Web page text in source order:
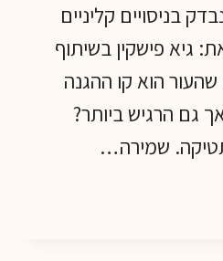
בניסויים קליניים
גיא פישקין בשיתוף
הוא קו ההגנה
גם הרגיש ביותר?
שמירה…